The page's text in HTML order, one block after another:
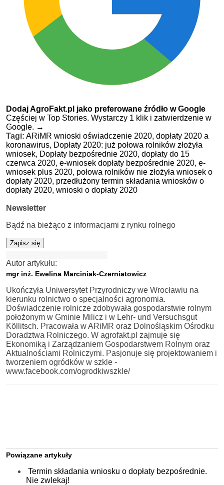
Dodaj AgroFakt.pl jako preferowane źródło w Google
Częściej w Top Stories. Wystarczy 1 klik i zatwierdzenie w
Google. →
Tagi: ARiMR wnioski oświadczenie 2020, dopłaty 2020 a
koronawirus, Dopłaty 2020: już połowa rolników złożyła
wniosek, Dopłaty bezpośrednie 2020, dopłaty do 15
czerwca 2020, e-wniosek dopłaty bezpośrednie 2020, e-
wniosek plus 2020, połowa rolników nie złożyła wniosek o
dopłaty 2020, przedłużony termin składania wniosków o
dopłaty 2020, wnioski o dopłaty 2020
Newsletter
Bądź na bieżąco z informacjami z rynku rolnego
Zapisz się
Autor artykułu:
mgr inż. Ewelina Marciniak-Czerniatowicz
Ukończyła Uniwersytet Przyrodniczy we Wrocławiu na
kierunku rolnictwo o specjalności agronomia.
Doświadczenie rolnicze zdobywała gospodarstwie rolnym
położonym w Gminie Milicz i w Lehr- und Versuchsgut
Köllitsch. Pracowała w ARiMR oraz Dolnośląskim Ośrodku
Doradztwa Rolniczego. W agrofakt.pl zajmuje się
Ekonomiką i Zarządzaniem Gospodarstwem Rolnym oraz
Aktualnościami Rolniczymi. Pasjonuje się projektowaniem i
tworzeniem ogródków w szkle -
www.facebook.com/ogrodkiwszkle/
Powiązane artykuły
Termin składania wniosku o dopłaty bezpośrednie.
Nie zwlekaj!